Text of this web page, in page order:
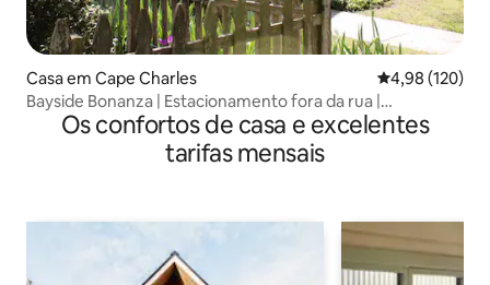
Casa em Cape Charles Classificação
4,98 (120)
Bayside Bonanza | Estacionamento fora da rua |
Carregador para veículos elétricos
Os confortos de casa e excelentes
tarifas mensais